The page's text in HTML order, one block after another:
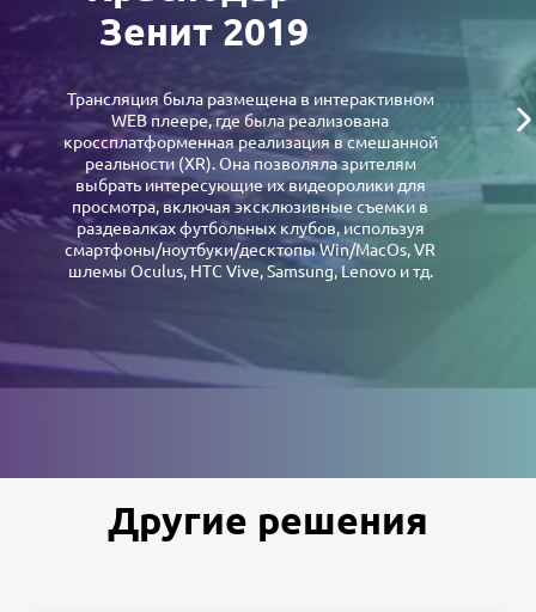
Зенит 2019
Трансляция была размещена в интерактивном
WEB плеере, где была реализована
кроссплатформенная реализация в смешанной
реальности (XR). Она позволяла зрителям
выбрать интересующие их видеоролики для
просмотра, включая эксклюзивные съемки в
раздевалках футбольных клубов, используя
смартфоны/ноутбуки/десктопы Win/MacOs, VR
шлемы Oculus, HTC Vive, Samsung, Lenovo и тд.
Другие решения